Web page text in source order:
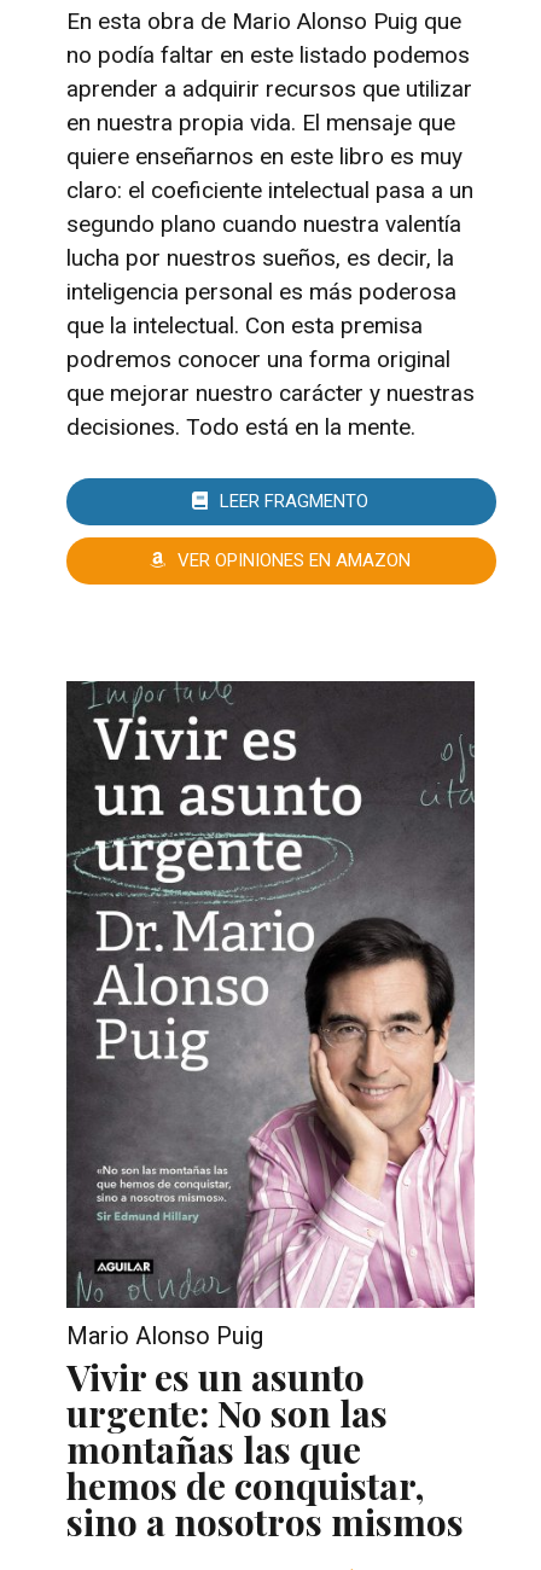
En esta obra de Mario Alonso Puig que
no podía faltar en este listado podemos
aprender a adquirir recursos que utilizar
en nuestra propia vida. El mensaje que
quiere enseñarnos en este libro es muy
claro: el coeficiente intelectual pasa a un
segundo plano cuando nuestra valentía
lucha por nuestros sueños, es decir, la
inteligencia personal es más poderosa
que la intelectual. Con esta premisa
podremos conocer una forma original
que mejorar nuestro carácter y nuestras
decisiones. Todo está en la mente.
LEER FRAGMENTO
VER OPINIONES EN AMAZON
Mario Alonso Puig
Vivir es un asunto
urgente: No son las
montañas las que
hemos de conquistar,
sino a nosotros mismos